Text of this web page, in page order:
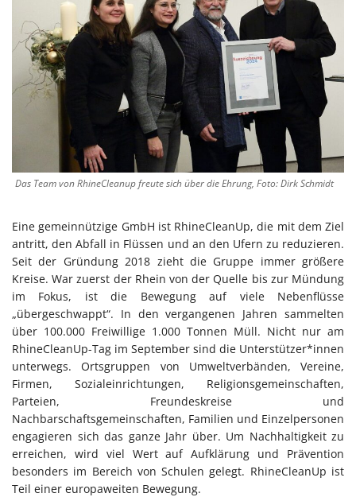
Das Team von RhineCleanup freute sich über die Ehrung, Foto: Dirk Schmidt
Eine gemeinnützige GmbH ist RhineCleanUp, die mit dem Ziel
antritt, den Abfall in Flüssen und an den Ufern zu reduzieren.
Seit der Gründung 2018 zieht die Gruppe immer größere
Kreise. War zuerst der Rhein von der Quelle bis zur Mündung
im Fokus, ist die Bewegung auf viele Nebenflüsse
„übergeschwappt“. In den vergangenen Jahren sammelten
über 100.000 Freiwillige 1.000 Tonnen Müll. Nicht nur am
RhineCleanUp-Tag im September sind die Unterstützer*innen
unterwegs. Ortsgruppen von Umweltverbänden, Vereine,
Firmen, Sozialeinrichtungen, Religionsgemeinschaften,
Parteien, Freundeskreise und
Nachbarschaftsgemeinschaften, Familien und Einzelpersonen
engagieren sich das ganze Jahr über. Um Nachhaltigkeit zu
erreichen, wird viel Wert auf Aufklärung und Prävention
besonders im Bereich von Schulen gelegt. RhineCleanUp ist
Teil einer europaweiten Bewegung.